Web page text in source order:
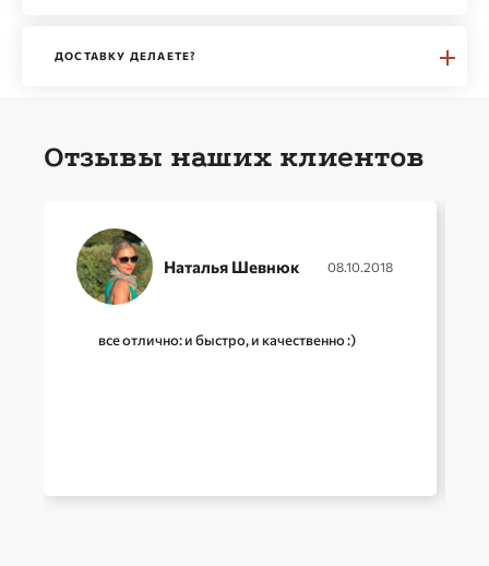
ДОСТАВКУ ДЕЛАЕТЕ?
Отзывы наших клиентов
Наталья Шевнюк 08.10.2018
все отлично: и быстро, и качественно :)